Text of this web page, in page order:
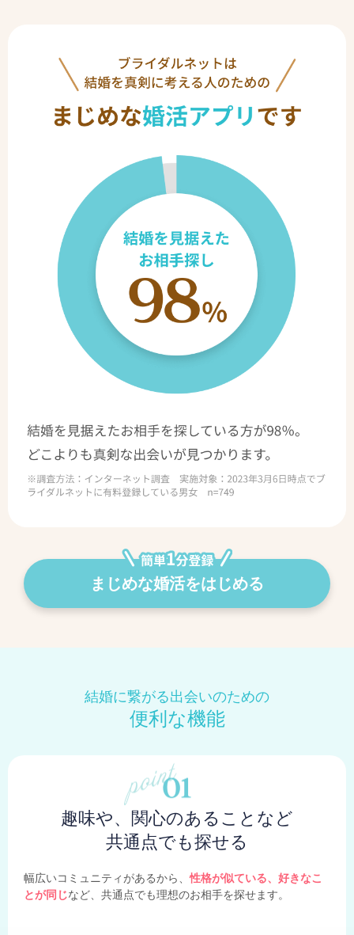
まじめな婚活をはじめる
結婚に繋がる出会いのための
便利な機能
趣味や、関心のあることなど
共通点でも探せる
幅広いコミュニティがあるから、性格が似ている、好きなこ
とが同じなど、共通点でも理想のお相手を探せます。